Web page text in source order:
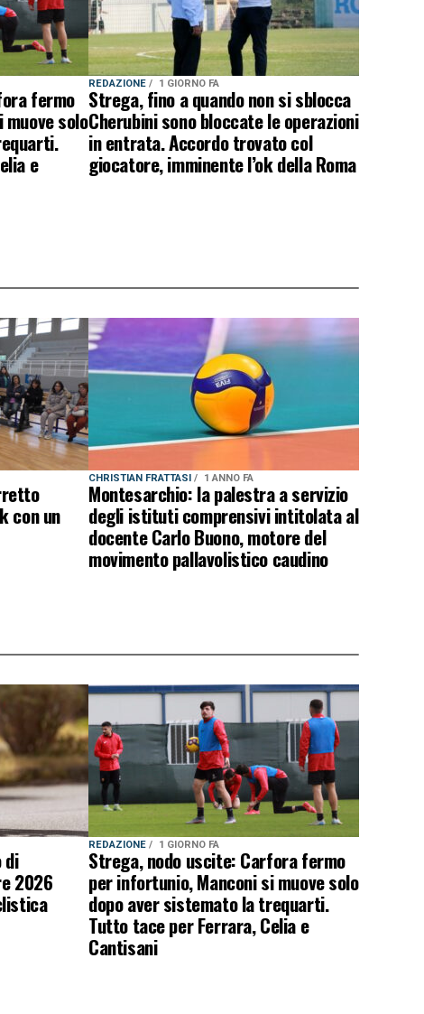
fermo
solo
e
REDAZIONE 1 GIORNO FA
Strega, fino a quando non si sblocca
Cherubini sono bloccate le operazioni
in entrata. Accordo trovato col
giocatore, imminente l’ok della Roma
con un
CHRISTIAN FRATTASI 1 ANNO FA
Montesarchio: la palestra a servizio
degli istituti comprensivi intitolata al
docente Carlo Buono, motore del
movimento pallavolistico caudino
di
2026
REDAZIONE 1 GIORNO FA
Strega, nodo uscite: Carfora fermo
per infortunio, Manconi si muove solo
dopo aver sistemato la trequarti.
Tutto tace per Ferrara, Celia e
Cantisani